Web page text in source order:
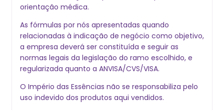
orientação médica.
As fórmulas por nós apresentadas quando
relacionadas à indicação de negócio como objetivo,
a empresa deverá ser constituída e seguir as
normas legais da legislação do ramo escolhido, e
regularizada quanto a ANVISA/CVS/VISA.
O Império das Essências não se responsabiliza pelo
uso indevido dos produtos aqui vendidos.